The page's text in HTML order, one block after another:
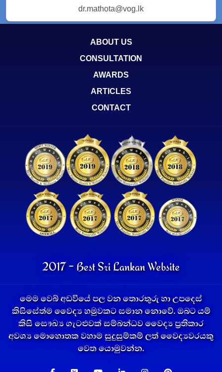
dr.mathota@vog.lk
ABOUT US
CONSULTATION
AWARDS
ARTICLES
CONTACT
2017 - Best Sri Lankan Website
මෙම වෙබ් අඩවියේ පල වන තොරතුරු හා උපදෙස්
කිසිසේත්ම වෛද්‍ය හමුවකට සමාන නොවේ. ඔබට යම්
කිසි සෞඛ්‍ය ගැටළුවක් සම්බන්ධව වෛද්‍ය ප්‍රතිකාර
අවශ්‍ය මොහොතක වහාම සුදුසුම්කම් ලත් වෛද්‍යවරයකු
වෙත යොමුවන්න.